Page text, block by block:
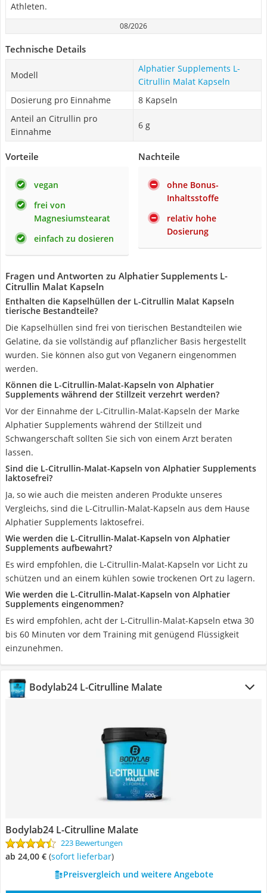
Athleten.
08/2026
Technische Details
Modell
Alphatier Supplements L-
Citrullin Malat Kapseln
Dosierung pro Einnahme
8 Kapseln
Anteil an Citrullin pro
Einnahme
6 g
Vorteile
vegan
frei von
Magnesiumstearat
einfach zu dosieren
Nachteile
ohne Bonus-
Inhaltsstoffe
relativ hohe
Dosierung
Fragen und Antworten zu Alphatier Supplements L-
Citrullin Malat Kapseln
Enthalten die Kapselhüllen der L-Citrullin Malat Kapseln
tierische Bestandteile?
Die Kapselhüllen sind frei von tierischen Bestandteilen wie
Gelatine, da sie vollständig auf pflanzlicher Basis hergestellt
wurden. Sie können also gut von Veganern eingenommen
werden.
Können die L-Citrullin-Malat-Kapseln von Alphatier
Supplements während der Stillzeit verzehrt werden?
Vor der Einnahme der L-Citrullin-Malat-Kapseln der Marke
Alphatier Supplements während der Stillzeit und
Schwangerschaft sollten Sie sich von einem Arzt beraten
lassen.
Sind die L-Citrullin-Malat-Kapseln von Alphatier Supplements
laktosefrei?
Ja, so wie auch die meisten anderen Produkte unseres
Vergleichs, sind die L-Citrullin-Malat-Kapseln aus dem Hause
Alphatier Supplements laktosefrei.
Wie werden die L-Citrullin-Malat-Kapseln von Alphatier
Supplements aufbewahrt?
Es wird empfohlen, die L-Citrullin-Malat-Kapseln vor Licht zu
schützen und an einem kühlen sowie trockenen Ort zu lagern.
Wie werden die L-Citrullin-Malat-Kapseln von Alphatier
Supplements eingenommen?
Es wird empfohlen, acht der L-Citrullin-Malat-Kapseln etwa 30
bis 60 Minuten vor dem Training mit genügend Flüssigkeit
einzunehmen.
Bodylab24 L-Citrulline Malate
Bodylab24 L-Citrulline Malate
223 Bewertungen
ab 24,00 € ( Sofort lieferbar)
Preisvergleich und weitere Angebote